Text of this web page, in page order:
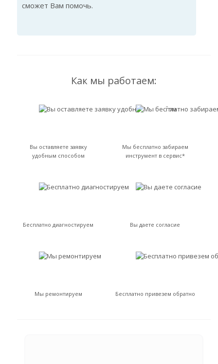
сможет Вам помочь.
Как мы работаем:
Вы оставляете заявку
удобным способом
Мы бесплатно забираем
инструмент в сервис*
Бесплатно диагностируем Вы даете согласие
Мы ремонтируем Бесплатно привезем обратно